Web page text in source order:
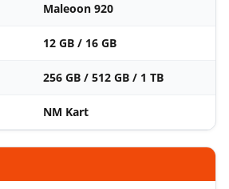
Maleoon 920
12 GB / 16 GB
256 GB / 512 GB / 1 TB
NM Kart